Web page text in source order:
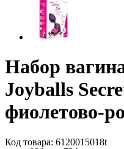
Набор
Joyballs
фиолетово-
Код товара: 6120015018t